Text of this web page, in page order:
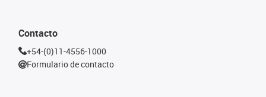
Contacto
+54-(0)11-4556-1000
Formulario de contacto